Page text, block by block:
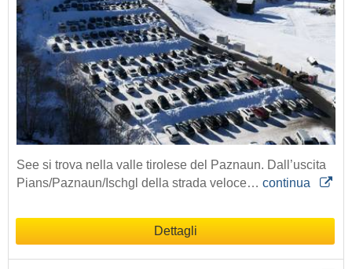
See si trova nella valle tirolese del Paznaun. Dall’uscita
Pians/Paznaun/Ischgl della strada veloce… continua
Dettagli